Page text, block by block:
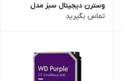
وسترن دیجیتال سبز مدل
WD5000AZRX (شرکتی)
تماس بگیرید